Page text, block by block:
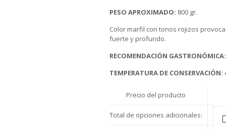
PESO APROXIMADO: 800 gr.
Color marfil con tonos rojizos
fuerte y profundo.
RECOMENDACIÓN GASTRONÓMICA:
TEMPERATURA DE CONSERVACIÓN:
Precio del producto
Total de opciones adicionales: